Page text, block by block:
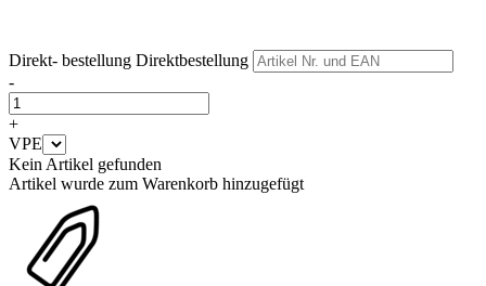
Direkt- bestellung Direktbestellung
-
+
VPE
Kein Artikel gefunden
Artikel wurde zum Warenkorb hinzugefügt